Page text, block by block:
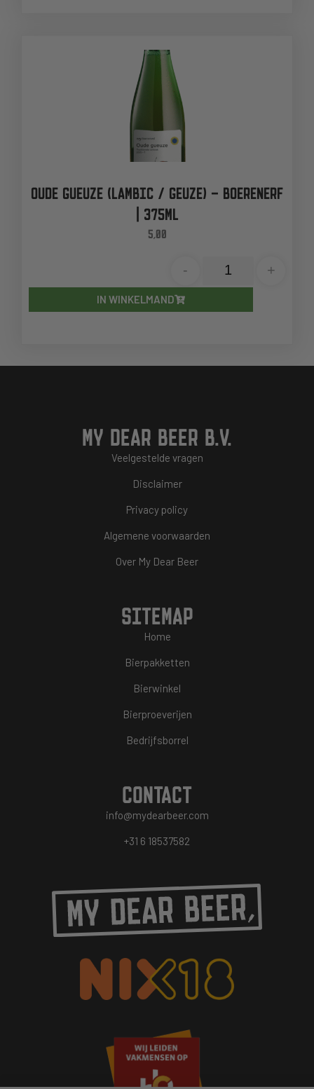
OUDE GUEUZE (LAMBIC / GEUZE) – BOERENERF
| 375ML
5,00
- +
IN WINKELMAND
MY DEAR BEER B.V.
Veelgestelde vragen
Disclaimer
Privacy policy
Algemene voorwaarden
Over My Dear Beer
SITEMAP
Home
Bierpakketten
Bierwinkel
Bierproeverijen
Bedrijfsborrel
CONTACT
info@mydearbeer.com
+31 6 18537582